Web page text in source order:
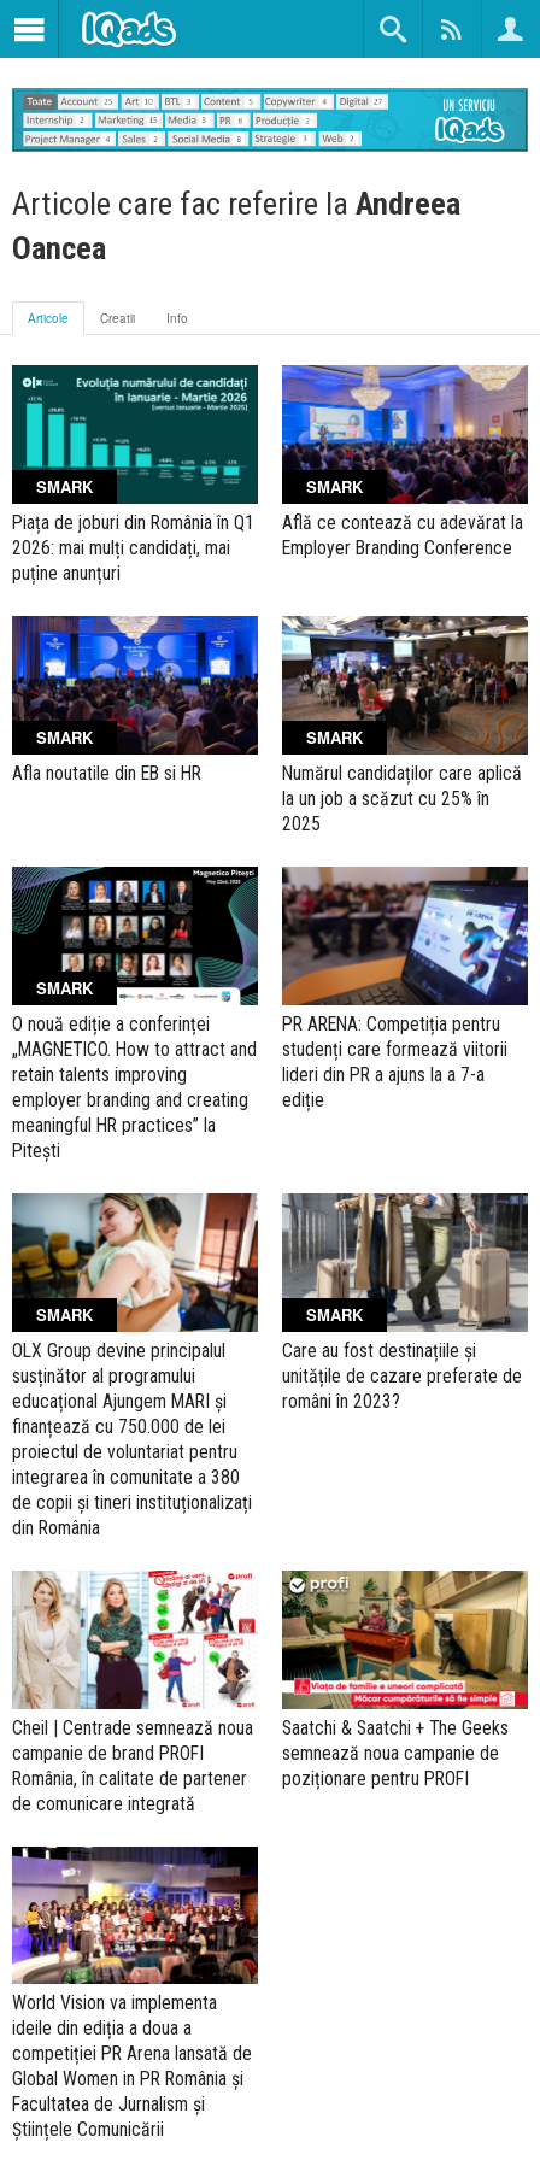
Articole care fac referire la Andreea
Oancea
Articole Creatii Info
SMARK
Piața de joburi din România în Q1
2026: mai mulți candidați, mai
puține anunțuri
SMARK
Află ce contează cu adevărat la
Employer Branding Conference
SMARK
Afla noutatile din EB si HR
SMARK
Numărul candidaților care aplică
la un job a scăzut cu 25% în
2025
SMARK
O nouă ediție a conferinței
„MAGNETICO. How to attract and
retain talents improving
employer branding and creating
meaningful HR practices” la
Pitești
PR ARENA: Competiția pentru
studenți care formează viitorii
lideri din PR a ajuns la a 7-a
ediție
SMARK
OLX Group devine principalul
susținător al programului
educațional Ajungem MARI și
finanțează cu 750.000 de lei
proiectul de voluntariat pentru
integrarea în comunitate a 380
de copii și tineri instituționalizați
din România
SMARK
Care au fost destinațiile și
unitățile de cazare preferate de
români în 2023?
Cheil | Centrade semnează noua
campanie de brand PROFI
România, în calitate de partener
de comunicare integrată
Saatchi & Saatchi + The Geeks
semnează noua campanie de
poziționare pentru PROFI
World Vision va implementa
ideile din ediția a doua a
competiției PR Arena lansată de
Global Women in PR România și
Facultatea de Jurnalism și
Științele Comunicării